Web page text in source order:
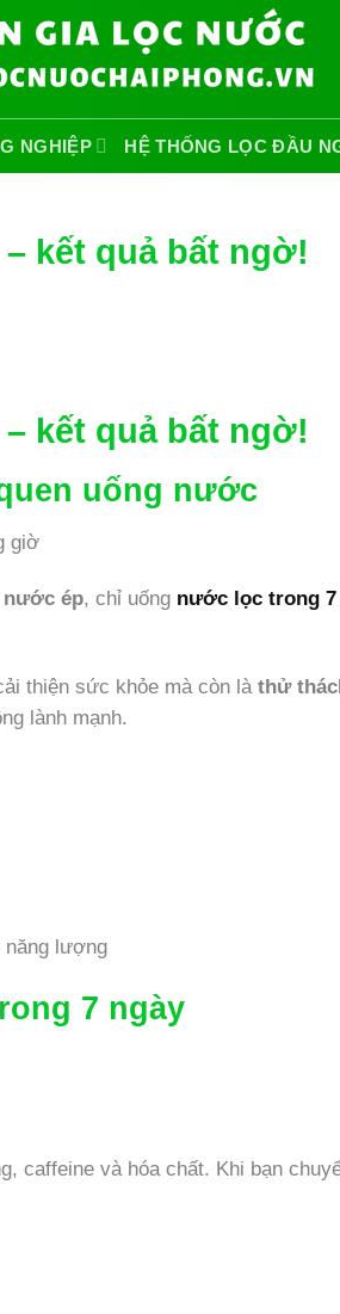
NGHIỆP HỆ THỐNG LỌC ĐẦU
kết quả bất ngờ!
kết quả bất ngờ!
uống nước
nước ép, chỉ uống nước lọc trong 7
thiện sức khỏe mà còn là thử
lành mạnh.
lượng
7 ngày
caffeine và hóa chất. Khi bạn